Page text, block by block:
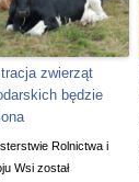
zwierząt
będzie
Rolnictwa i
Wsi został